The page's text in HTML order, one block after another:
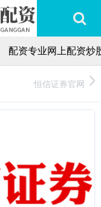
配资专业网上配资炒
恒信证券官网